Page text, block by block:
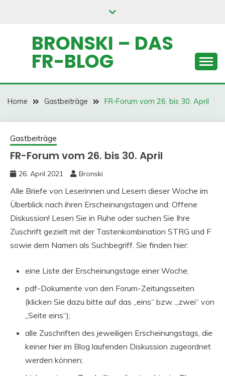
BRONSKI – DAS
FR-BLOG
Home Gastbeiträge FR-Forum vom 26. bis 30. April
Gastbeiträge
FR-Forum vom 26. bis 30. April
26. April 2021 Bronski
Alle Briefe von Leserinnen und Lesern dieser Woche im
Überblick nach ihren Erscheinungstagen und: Offene
Diskussion! Lesen Sie in Ruhe oder suchen Sie Ihre
Zuschrift gezielt mit der Tastenkombination STRG und F
sowie dem Namen als Suchbegriff. Sie finden hier:
eine Liste der Erscheinungstage einer Woche;
pdf-Dokumente von den Forum-Zeitungsseiten
(klicken Sie dazu bitte auf das „eins“ bzw. „zwei“ von
„Seite eins“);
alle Zuschriften des jeweiligen Erscheinungstags, die
keiner hier im Blog laufenden Diskussion zugeordnet
werden können;